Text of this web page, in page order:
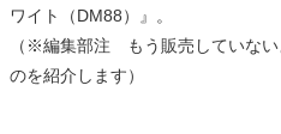
ワイト（DM88）』。
（※編集部注 もう販売していな
のを紹介します）